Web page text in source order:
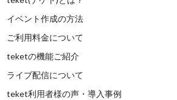
イベント作成の方法
ご利用料金について
teketの機能ご紹介
ライブ配信について
teket利用者様の声・導入事例